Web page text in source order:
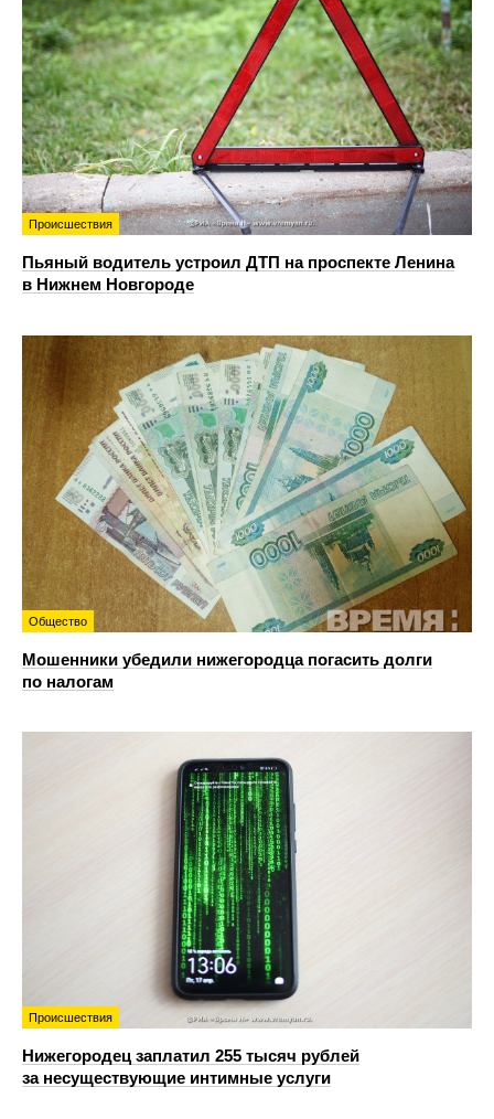
Происшествия
Пьяный водитель устроил ДТП на проспекте Ленина
в Нижнем Новгороде
Общество
Мошенники убедили нижегородца погасить долги
по налогам
Происшествия
Нижегородец заплатил 255 тысяч рублей
за несуществующие интимные услуги